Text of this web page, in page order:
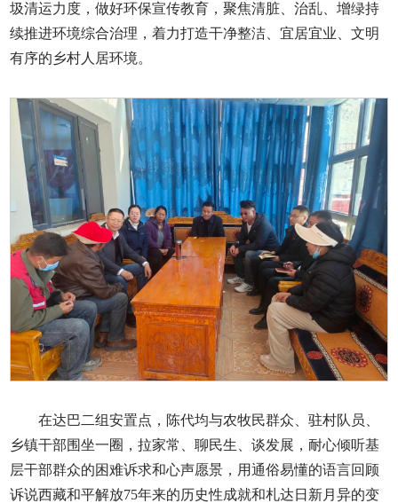
圾清运力度，做好环保宣传教育，聚焦清脏、治乱、增绿持
续推进环境综合治理，着力打造干净整洁、宜居宜业、文明
有序的乡村人居环境。
在达巴二组安置点，陈代均与农牧民群众、驻村队员、
乡镇干部围坐一圈，拉家常、聊民生、谈发展，耐心倾听基
层干部群众的困难诉求和心声愿景，用通俗易懂的语言回顾
诉说西藏和平解放75年来的历史性成就和札达日新月异的变